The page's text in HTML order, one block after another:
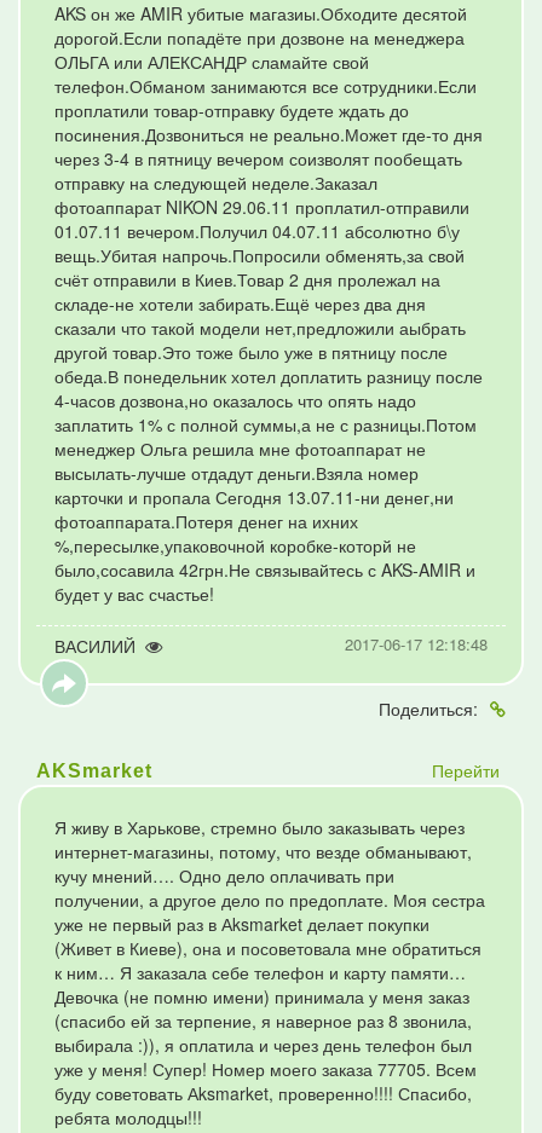
AKS он же AMIR убитые магазиы.Обходите десятой
дорогой.Если попадёте при дозвоне на менеджера
ОЛЬГА или АЛЕКСАНДР сламайте свой
телефон.Обманом занимаются все сотрудники.Если
проплатили товар-отправку будете ждать до
посинения.Дозвониться не реально.Может где-то дня
через 3-4 в пятницу вечером соизволят пообещать
отправку на следующей неделе.Заказал
фотоаппарат NIKON 29.06.11 проплатил-отправили
01.07.11 вечером.Получил 04.07.11 абсолютно б\у
вещь.Убитая напрочь.Попросили обменять,за свой
счёт отправили в Киев.Товар 2 дня пролежал на
складе-не хотели забирать.Ещё через два дня
сказали что такой модели нет,предложили аыбрать
другой товар.Это тоже было уже в пятницу после
обеда.В понедельник хотел доплатить разницу после
4-часов дозвона,но оказалось что опять надо
заплатить 1% с полной суммы,а не с разницы.Потом
менеджер Ольга решила мне фотоаппарат не
высылать-лучше отдадут деньги.Взяла номер
карточки и пропала Сегодня 13.07.11-ни денег,ни
фотоаппарата.Потеря денег на ихних
%,пересылке,упаковочной коробке-которй не
было,сосавила 42грн.Не связывайтесь с AKS-AMIR и
будет у вас счастье!
ВАСИЛИЙ 2017-06-17 12:18:48
Поделиться:
AKSmarket Перейти
Я живу в Харькове, стремно было заказывать через
интернет-магазины, потому, что везде обманывают,
кучу мнений…. Одно дело оплачивать при
получении, а другое дело по предоплате. Моя сестра
уже не первый раз в Аksmarket делает покупки
(Живет в Киеве), она и посоветовала мне обратиться
к ним… Я заказала себе телефон и карту памяти…
Девочка (не помню имени) принимала у меня заказ
(спасибо ей за терпение, я наверное раз 8 звонила,
выбирала :)), я оплатила и через день телефон был
уже у меня! Супер! Номер моего заказа 77705. Всем
буду советовать Аksmarket, проверенно!!!! Спасибо,
ребята молодцы!!!